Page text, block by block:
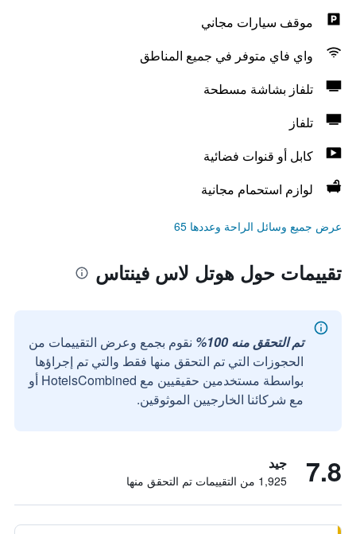
موقف سيارات مجاني
واي فاي متوفر في جميع المناطق
تلفاز بشاشة مسطحة
تلفاز
كابل أو قنوات فضائية
لوازم استحمام مجانية
عرض جميع وسائل الراحة وعددها 65
تقييمات حول هوتل لاس فينتاس
تم التحقق منه 100%
نقوم بجمع وعرض التقييمات من
الحجوزات التي تم التحقق منها فقط والتي تم إجراؤها
بواسطة مستخدمين حقيقيين مع HotelsCombined أو
مع شركائنا الخارجيين الموثوقين.
7.8 جيد
1,925 من التقييمات تم التحقق منها